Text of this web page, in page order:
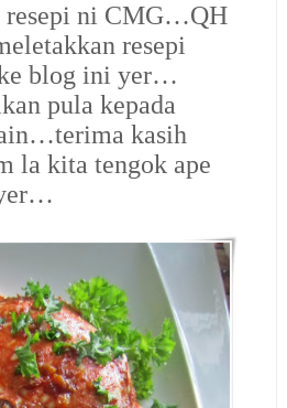
resepi ni CMG…QH
resepi
blog ini yer…
pula kepada
kasih
la kita tengok ape